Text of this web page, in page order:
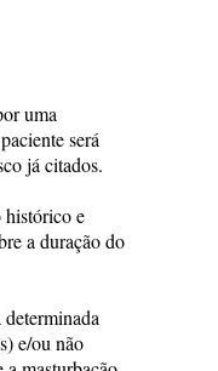
uma
será
já citados.
histórico e
a duração do
e/ou não